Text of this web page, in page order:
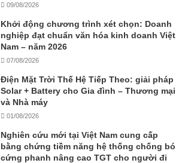
09/08/2026
Khởi động chương trình xét chọn: Doanh
nghiệp đạt chuẩn văn hóa kinh doanh Việt
Nam – năm 2026
07/08/2026
Điện Mặt Trời Thế Hệ Tiếp Theo: giải pháp
Solar + Battery cho Gia đình – Thương mại
và Nhà máy
01/08/2026
Nghiên cứu mới tại Việt Nam cung cấp
bằng chứng tiềm năng hệ thống chống bó
cứng phanh nâng cao TGT cho người đi